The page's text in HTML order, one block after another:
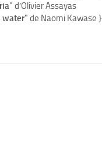
" d’Olivier Assayas
water" de Naomi Kawase }